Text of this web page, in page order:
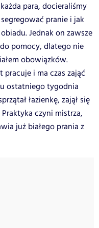
para, docieraliśmy
pranie i jak
Jednak on zawsze
pomocy, dlatego nie
obowiązków.
i ma czas zająć
ostatniego tygodnia
łazienkę, zajął się
czyni mistrza,
już białego prania z